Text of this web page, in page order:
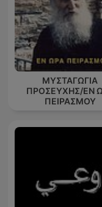
ΜΥΣΤΑΓΩΓΙΑ
ΠΡΟΣΕΥΧΗΣ/ΕΝ
ΠΕΙΡΑΣΜΟΥ